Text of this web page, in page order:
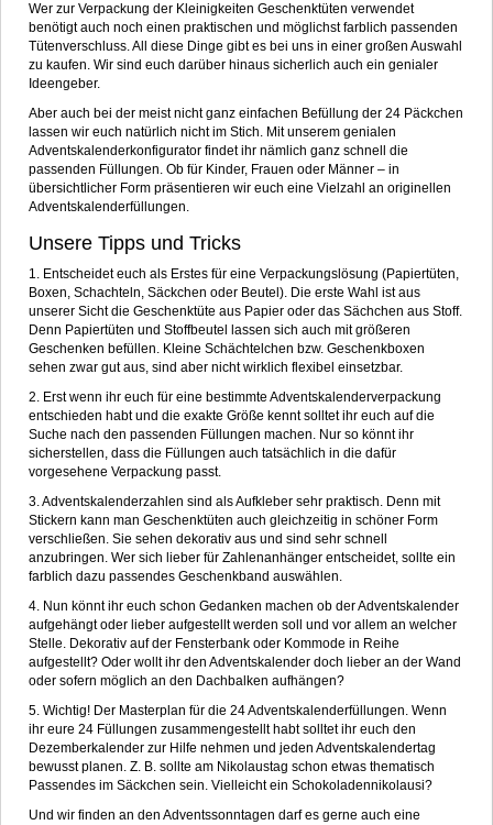
Wer zur Verpackung der Kleinigkeiten Geschenktüten verwendet
benötigt auch noch einen praktischen und möglichst farblich passenden
Tütenverschluss. All diese Dinge gibt es bei uns in einer großen Auswahl
zu kaufen. Wir sind euch darüber hinaus sicherlich auch ein genialer
Ideengeber.
Aber auch bei der meist nicht ganz einfachen Befüllung der 24 Päckchen
lassen wir euch natürlich nicht im Stich. Mit unserem genialen
Adventskalenderkonfigurator findet ihr nämlich ganz schnell die
passenden Füllungen. Ob für Kinder, Frauen oder Männer – in
übersichtlicher Form präsentieren wir euch eine Vielzahl an originellen
Adventskalenderfüllungen.
Unsere Tipps und Tricks
1. Entscheidet euch als Erstes für eine Verpackungslösung (Papiertüten,
Boxen, Schachteln, Säckchen oder Beutel). Die erste Wahl ist aus
unserer Sicht die Geschenktüte aus Papier oder das Sächchen aus Stoff.
Denn Papiertüten und Stoffbeutel lassen sich auch mit größeren
Geschenken befüllen. Kleine Schächtelchen bzw. Geschenkboxen
sehen zwar gut aus, sind aber nicht wirklich flexibel einsetzbar.
2. Erst wenn ihr euch für eine bestimmte Adventskalenderverpackung
entschieden habt und die exakte Größe kennt solltet ihr euch auf die
Suche nach den passenden Füllungen machen. Nur so könnt ihr
sicherstellen, dass die Füllungen auch tatsächlich in die dafür
vorgesehene Verpackung passt.
3. Adventskalenderzahlen sind als Aufkleber sehr praktisch. Denn mit
Stickern kann man Geschenktüten auch gleichzeitig in schöner Form
verschließen. Sie sehen dekorativ aus und sind sehr schnell
anzubringen. Wer sich lieber für Zahlenanhänger entscheidet, sollte ein
farblich dazu passendes Geschenkband auswählen.
4. Nun könnt ihr euch schon Gedanken machen ob der Adventskalender
aufgehängt oder lieber aufgestellt werden soll und vor allem an welcher
Stelle. Dekorativ auf der Fensterbank oder Kommode in Reihe
aufgestellt? Oder wollt ihr den Adventskalender doch lieber an der Wand
oder sofern möglich an den Dachbalken aufhängen?
5. Wichtig! Der Masterplan für die 24 Adventskalenderfüllungen. Wenn
ihr eure 24 Füllungen zusammengestellt habt solltet ihr euch den
Dezemberkalender zur Hilfe nehmen und jeden Adventskalendertag
bewusst planen. Z. B. sollte am Nikolaustag schon etwas thematisch
Passendes im Säckchen sein. Vielleicht ein Schokoladennikolausi?
Und wir finden an den Adventssonntagen darf es gerne auch eine